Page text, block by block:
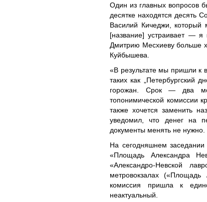
Один из главных вопросов
десятке находятся десять
Василий Кичеджи, который
[название] устраивает — я
Дмитрию Месхиеву больше
Куйбышева.
«В результате мы пришли к
таких как „Петербургский
горожан. Срок — два
топонимической комиссии
также хочется заменить
уведомил, что денег на
документы менять не нужно.
На сегодняшнем
«Площадь Александра
«Александро-Невской
метровокзалах
комиссия пришла к
неактуальный.